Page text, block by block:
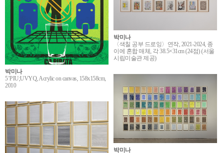
박미나
5’PIU;UVYQ, Acrylic on canvas, 158x158cm,
2010
박미나
〈색칠 공부 드로잉〉연작, 2021-2024, 종
이에 혼합 매체, 각 38.5×31cm (24점) (서울
시립미술관 제공)
박미나